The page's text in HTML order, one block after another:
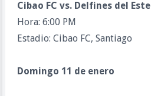
Cibao FC vs. Delfines del Este
Hora: 6:00 PM
Estadio: Cibao FC, Santiago
Domingo 11 de enero